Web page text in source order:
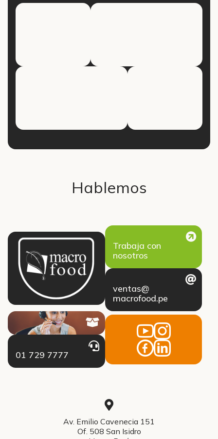
Hablemos
Trabaja con
nosotros
ventas@
macrofood.pe
01 729 7777
Av. Emilio Cavenecia 151
Of. 508 San Isidro